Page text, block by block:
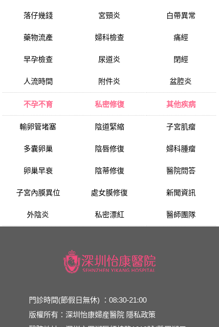
落仔幾錢
藥物流產
早孕檢查
人流時間
宮頸炎
婦科檢查
尿道炎
附件炎
白帶異常
痛經
閉經
盆腔炎
不孕不育
輸卵管堵塞
多囊卵巢
卵巢早衰
子宮內膜異位
外陰炎
私密修復
陰道緊縮
陰唇修復
陰蒂修復
處女膜修復
私密漂紅
其他疾病
子宮肌瘤
婦科腫瘤
醫院問答
新聞資訊
醫師團隊
門診時間(節假日無休) ：08:30-21:00
版權所有：深圳怡康婦産醫院 隱私政策